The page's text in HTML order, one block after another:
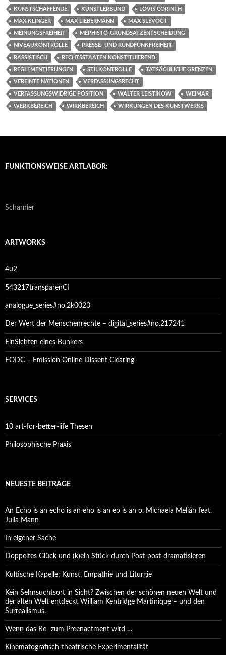
KUNSTSCHAFFENDE KÜNSTLERBUND LOVIS CORINTH
MAX KLINGER MAX LIEBERMANN MAX SLEVOGT
MEINUNGSFREIHEIT MEPHISTO-GRUNDSATZENTSCHEIDUNG
NIVEAUKONTROLLE PRESSE- UND RUNDFUNKFREIHEIT
RASSISTISCH RECHTSSTAATEN KONSTITUIEREND
REGLEMENTIERUNGEN STILKONTROLLE TATSÄCHLICHE GRENZEN
VEREINTE NATIONEN VERFASSUNGSRECHT
VERFASSUNGSWIDRIGE POSITION WALTER LEISTIKOW WEIMAR
WERKBEREICH WIRKBEREICH WIRKUNGEN DES KUNSTWERKS
FUNKTIONSWEISE ARTLABOR:
Scharnier
ARTWORKS
4u2
543217transparenCI
analogue_series#no.2k0023
Der Wert der Menschenrechte – digital_series#no.217241
EinSichten eines Bunkers
EODC – Emission Online Dissent Clearing
SERVICES
10 art-for-better-life Thesen
Philosophische Praxis
NEUESTE BEITRÄGE
An Echo is an echo is an eho is an eo is an o. Michaela Melián feat.
Julia Mann
In eigener Sache
Doppeltes Glück und (k)ein Stück durch Post-post-dramatisieren
Kultische Kapelle: Kunst, Empathie und Liturgie
Kein Sehnsuchtsort in Sicht? Zwischen der schönen neuen Welt und
der alten Welt entdeckt William Kentridge Martinique – und den
Surrealismus.
Wenn das Re- zum Preenactment wird …
Kinematografisch-theatrische Experimentalität